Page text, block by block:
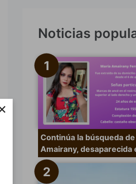
a
p
o
Noticias
Continúa la búsqueda de
Amairany, desaparecida